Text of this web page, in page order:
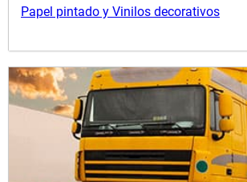
Papel pintado y Vinilos decorativos